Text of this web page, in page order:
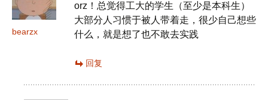
bearzx
orz！总觉得工大的学生（至少是本科生）
大部分人习惯于被人带着走，很少自己想些
什么，就是想了也不敢去实践
回复